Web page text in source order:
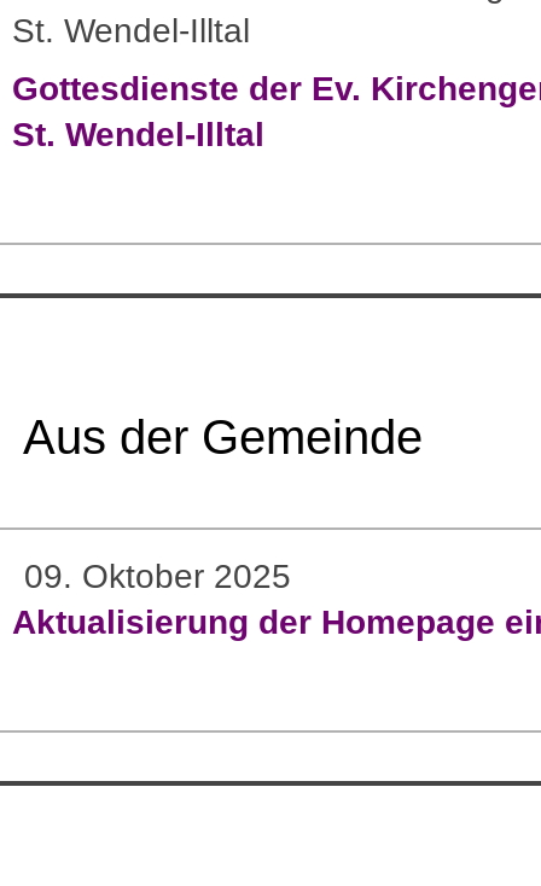
Gottesdienste der Ev.
St. Wendel-Illtal
Aus der Gemeinde
09. Oktober 2025
Aktualisierung der Homepage